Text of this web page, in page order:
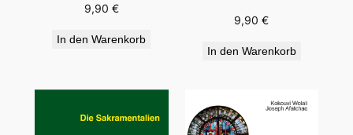
9,90 €
In den Warenkorb
9,90€
In den Warenkorb